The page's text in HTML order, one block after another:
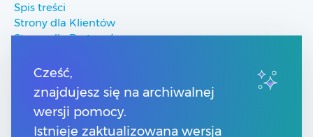
Spis treści
Strony dla Klientów
Strony dla Partnerów
Pomoc Comarch Betterfly
Pomoc Comarch e-Sklep
Pomoc Comarch HRM
Cześć,
znajdujesz się na archiwalnej
wersji pomocy.
Istnieje zaktualizowana wersja